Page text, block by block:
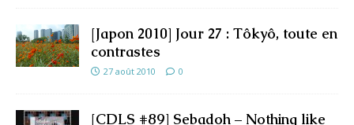
[Japon 2010] Jour 27 : Tôkyô, toute en
contrastes
27 août 2010 0
[CDLS #89] Sebadoh – Nothing like